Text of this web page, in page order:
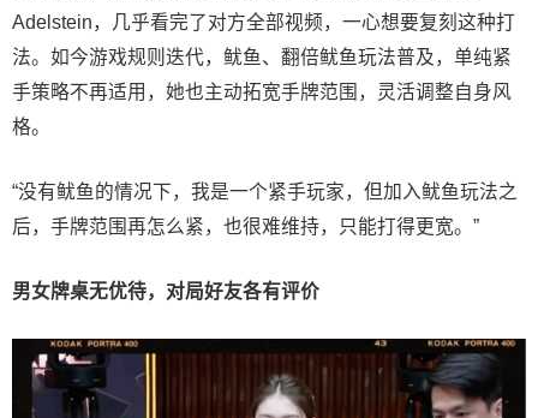
Adelstein，几乎看完了对方全部视频，一心想要复刻这种打
法。如今游戏规则迭代，鱿鱼、翻倍鱿鱼玩法普及，单纯紧
手策略不再适用，她也主动拓宽手牌范围，灵活调整自身风
格。
“没有鱿鱼的情况下，我是一个紧手玩家，但加入鱿鱼玩法之
后，手牌范围再怎么紧，也很难维持，只能打得更宽。”
男女牌桌无优待，对局好友各有评价